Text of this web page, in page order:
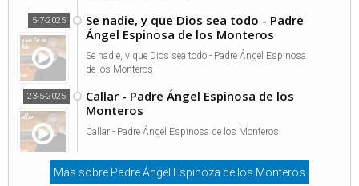
Se nadie, y que Dios sea todo - Padre
Ángel Espinosa de los Monteros
5-7-2025
Se nadie, y que Dios sea todo - Padre Ángel Espinosa
de los Monteros
Callar - Padre Ángel Espinosa de los
Monteros
23-5-2025
Callar - Padre Ángel Espinosa de los Monteros
Más sobre Padre Ángel Espinoza de los Monteros